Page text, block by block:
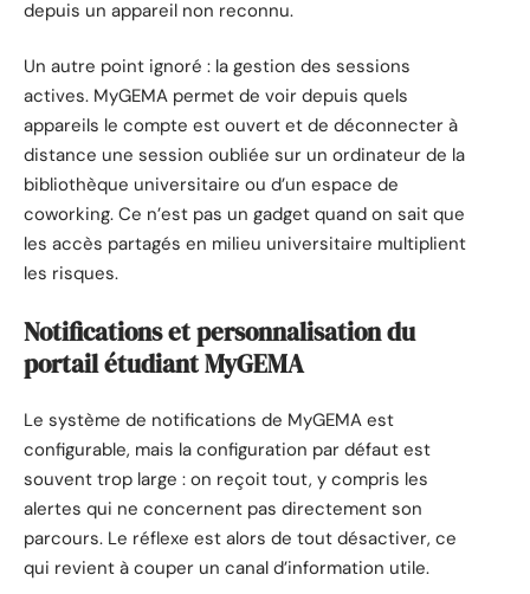
depuis un appareil non reconnu.
Un autre point ignoré : la gestion des sessions
actives. MyGEMA permet de voir depuis quels
appareils le compte est ouvert et de déconnecter à
distance une session oubliée sur un ordinateur de la
bibliothèque universitaire ou d’un espace de
coworking. Ce n’est pas un gadget quand on sait que
les accès partagés en milieu universitaire multiplient
les risques.
Notifications et personnalisation du
portail étudiant MyGEMA
Le système de notifications de MyGEMA est
configurable, mais la configuration par défaut est
souvent trop large : on reçoit tout, y compris les
alertes qui ne concernent pas directement son
parcours. Le réflexe est alors de tout désactiver, ce
qui revient à couper un canal d’information utile.